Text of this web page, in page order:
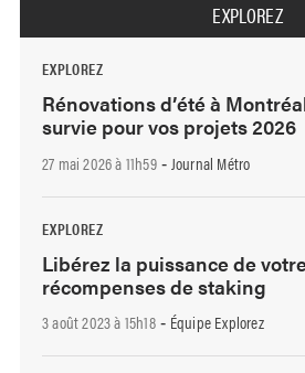
EXPLOREZ
EXPLOREZ
Rénovations d’été à
survie pour vos projets 2026
27 mai 2026 à 11h59- Journal Métro
EXPLOREZ
Libérez la puissance de
récompenses de staking
3 août 2023 à 15h18- Équipe Explorez